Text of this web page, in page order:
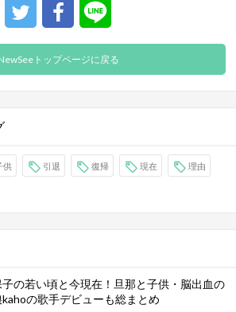
トップページに戻る
供 引退 復帰 現在 理由
の若い頃と今現在！旦那と子供・脳出血の
の歌手デビューも総まとめ